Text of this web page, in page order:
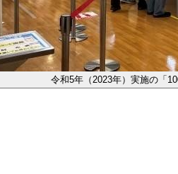
令和5年（2023年）実施の「